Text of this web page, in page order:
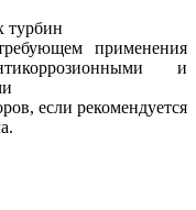
турбин
применения
и
если рекомендуется